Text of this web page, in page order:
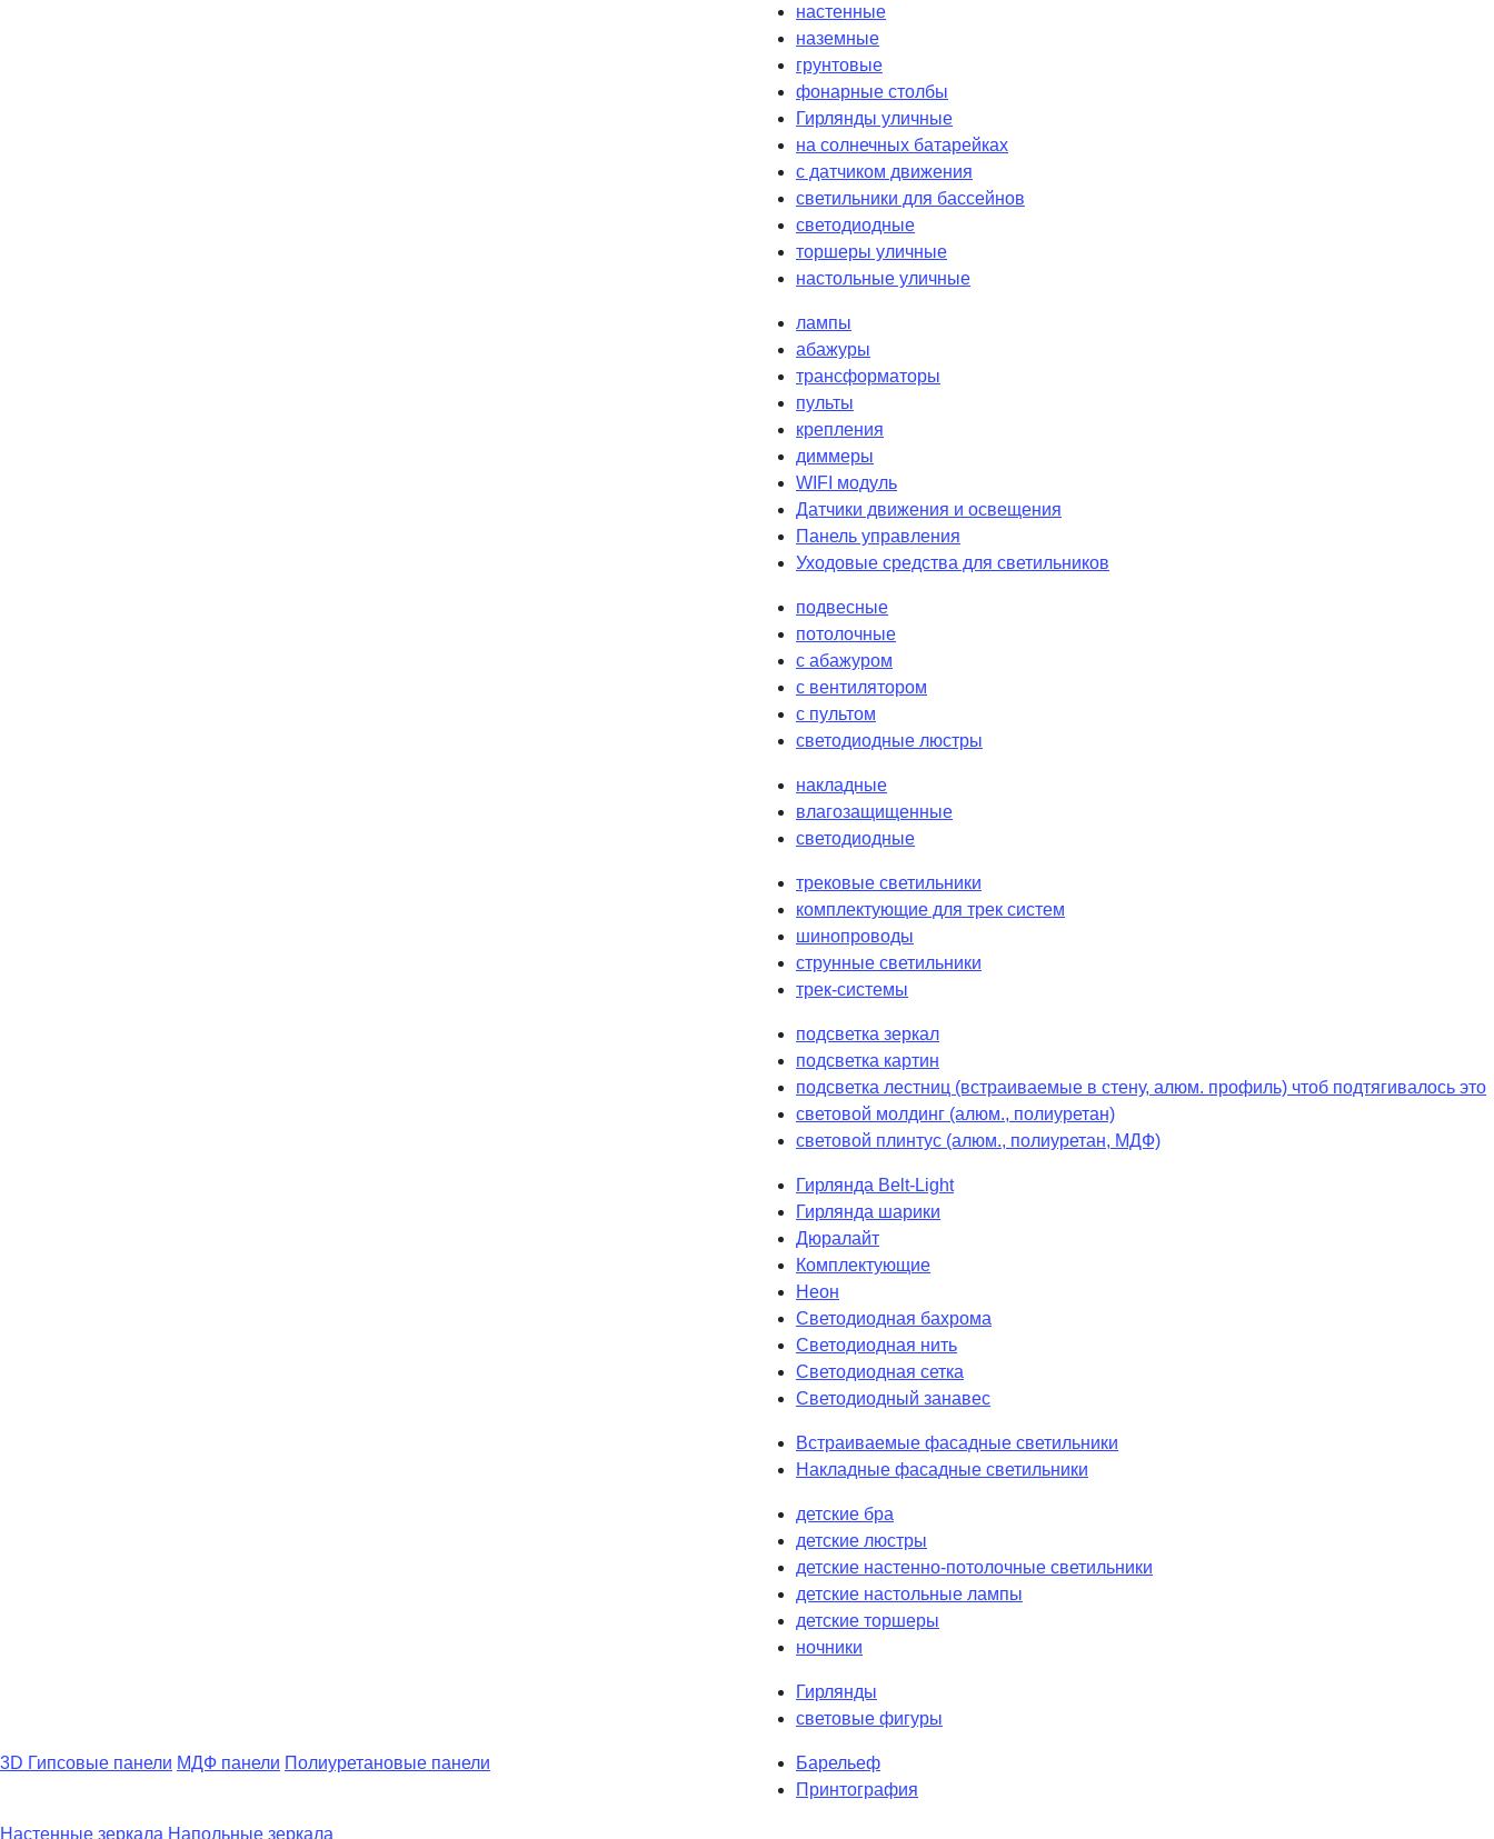
настенные
наземные
грунтовые
фонарные столбы
Гирлянды уличные
на солнечных батарейках
с датчиком движения
светильники для бассейнов
светодиодные
торшеры уличные
настольные уличные
лампы
абажуры
трансформаторы
пульты
крепления
диммеры
WIFI модуль
Датчики движения и освещения
Панель управления
Уходовые средства для светильников
подвесные
потолочные
с абажуром
с вентилятором
с пультом
светодиодные люстры
накладные
влагозащищенные
светодиодные
трековые светильники
комплектующие для трек систем
шинопроводы
струнные светильники
трек-системы
подсветка зеркал
подсветка картин
подсветка лестниц (встраиваемые в стену, алюм. профиль) чтоб подтягивалось это
световой молдинг (алюм., полиуретан)
световой плинтус (алюм., полиуретан, МДФ)
Гирлянда Belt-Light
Гирлянда шарики
Дюралайт
Комплектующие
Неон
Светодиодная бахрома
Светодиодная нить
Светодиодная сетка
Светодиодный занавес
Встраиваемые фасадные светильники
Накладные фасадные светильники
детские бра
детские люстры
детские настенно-потолочные светильники
детские настольные лампы
детские торшеры
ночники
Гирлянды
световые фигуры
3D Гипсовые панели МДФ панели Полиуретановые панели
Барельеф
Принтография
Настенные зеркала Напольные зеркала